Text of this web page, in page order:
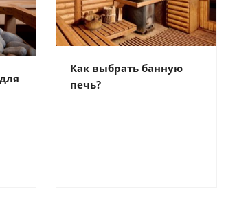
Как выбрать банную
печь?